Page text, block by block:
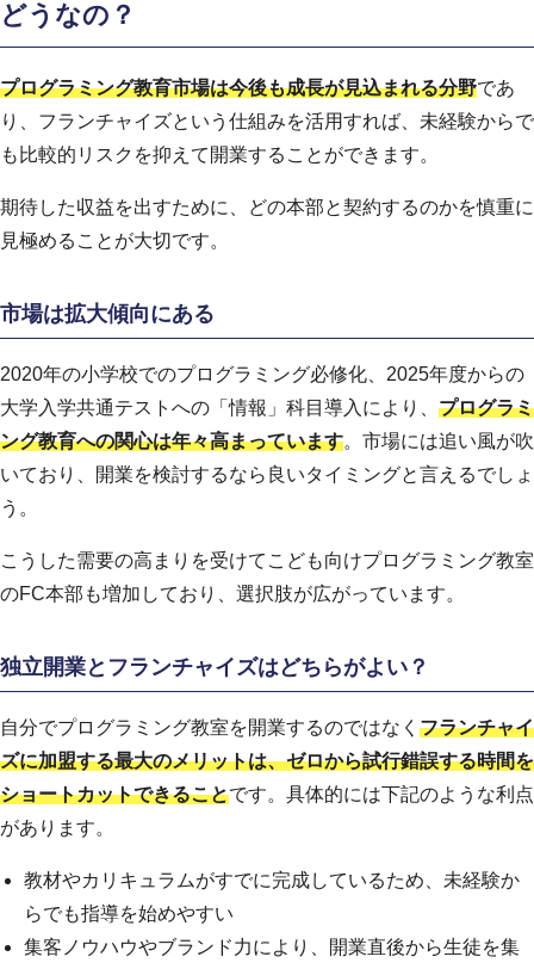
どうなの？
プログラミング教育市場は今後も成長が見込まれる分野であ
り、フランチャイズという仕組みを活用すれば、未経験からで
も比較的リスクを抑えて開業することができます。
期待した収益を出すために、どの本部と契約するのかを慎重に
見極めることが大切です。
市場は拡大傾向にある
2020年の小学校でのプログラミング必修化、2025年度からの
大学入学共通テストへの「情報」科目導入により、 プログラミ
ング教育への関心は年々高まっています。市場には追い風が吹
いており、開業を検討するなら良いタイミングと言えるでしょ
う。
こうした需要の高まりを受けてこども向けプログラミング教室
のFC本部も増加しており、選択肢が広がっています。
独立開業とフランチャイズはどちらがよい？
自分でプログラミング教室を開業するのではなく フランチャイ
ズに加盟する最大のメリットは、ゼロから試行錯誤する時間を
ショートカットできることです。具体的には下記のような利点
があります。
教材やカリキュラムがすでに完成しているため、未経験か
らでも指導を始めやすい
集客ノウハウやブランド力により、開業直後から生徒を集